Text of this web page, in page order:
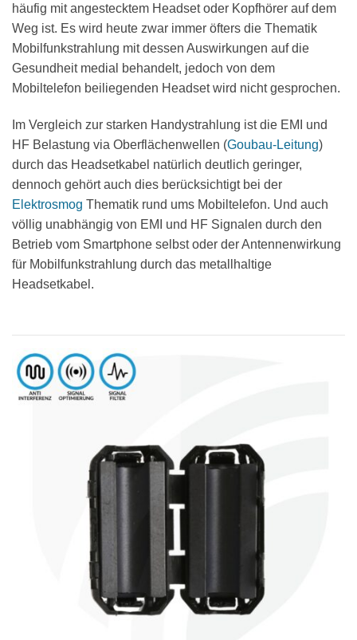
häufig mit angestecktem Headset oder Kopfhörer auf dem
Weg ist. Es wird heute zwar immer öfters die Thematik
Mobilfunkstrahlung mit dessen Auswirkungen auf die
Gesundheit medial behandelt, jedoch von dem
Mobiltelefon beiliegenden Headset wird nicht gesprochen.
Im Vergleich zur starken Handystrahlung ist die EMI und
HF Belastung via Oberflächenwellen (Goubau-Leitung)
durch das Headsetkabel natürlich deutlich geringer,
dennoch gehört auch dies berücksichtigt bei der
Elektrosmog Thematik rund ums Mobiltelefon. Und auch
völlig unabhängig von EMI und HF Signalen durch den
Betrieb vom Smartphone selbst oder der Antennenwirkung
für Mobilfunkstrahlung durch das metallhaltige
Headsetkabel.